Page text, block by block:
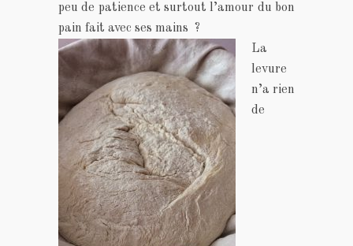
peu de patience et surtout l’amour du bon
pain fait avec ses mains ?
La
levure
n’a rien
de